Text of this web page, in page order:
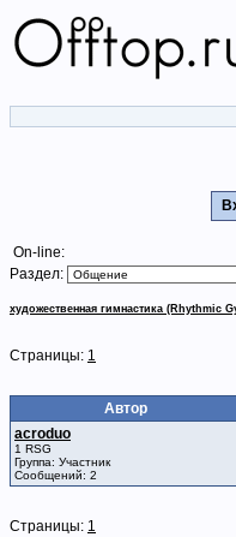
On-line:
Раздел:
художественная гимнастика (Rhythmic
Страницы: 1
Автор
acroduo
1 RSG
Группа: Участник
Сообщений: 2
Страницы: 1